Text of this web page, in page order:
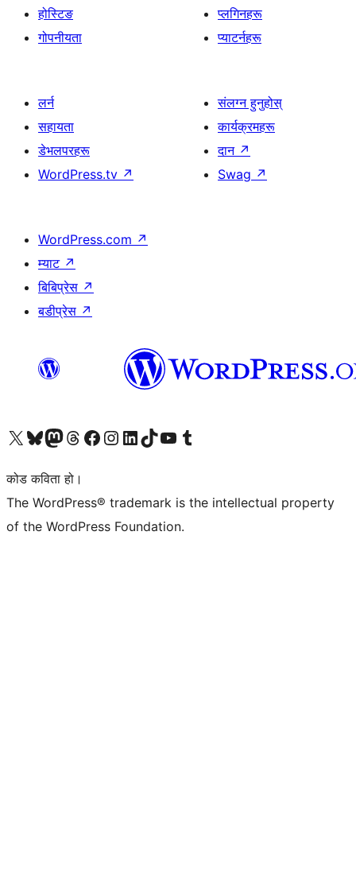
होस्टिङ
गोपनीयता
प्लगिनहरू
प्याटर्नहरू
लर्न
सहायता
डेभलपरहरू
WordPress.tv ↗
संलग्न हुनुहोस्
कार्यक्रमहरू
दान ↗
Swag ↗
WordPress.com ↗
म्याट ↗
बिबिप्रेस ↗
बडीप्रेस ↗
हाम्रो X (पहिले ट्विटर) खातामा जानुहोस्
हाम्रो Bluesky खाता भ्रमण गर्नुहोस्
हाम्रो म्यास्टोडन खाता भ्रमण गर्नुहोस्
हाम्रो थ्रेड्स खातामा जानुहोस्
हाम्रो फेसबुक पेजमा जानुहोस्
हाम्रो इन्स्टाग्राम खातामा जानुहोस्
हाम्रो लिङ्क्डइन खातामा जानुहोस्
हाम्रो TikTok खाता भ्रमण गर्नुहोस्
हाम्रो युट्युब च्यानलमा जानुहोस्
हाम्रो टम्बलर खाता भ्रमण गर्नुहोस्
कोड कविता हो।
The WordPress® trademark is the intellectual property
of the WordPress Foundation.